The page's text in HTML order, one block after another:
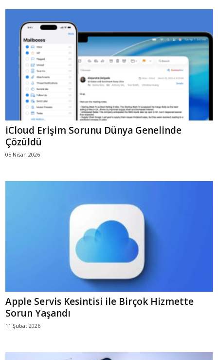
iCloud Erişim Sorunu Dünya Genelinde
Çözüldü
05 Nisan 2026
Apple Servis Kesintisi ile Birçok Hizmette
Sorun Yaşandı
11 Şubat 2026